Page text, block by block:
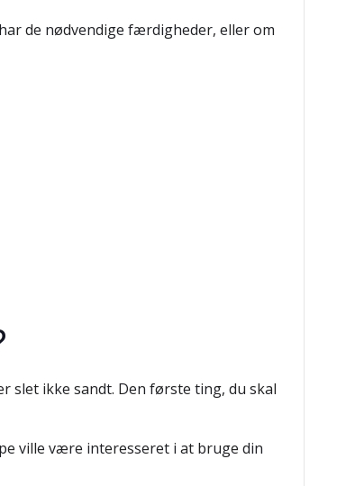
de nødvendige færdigheder, eller om
slet ikke sandt. Den første ting, du skal
ville være interesseret i at bruge din